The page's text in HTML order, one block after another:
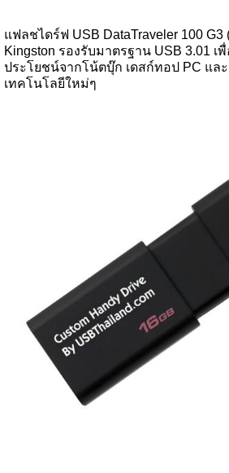
แฟลชไดร์ฟ USB DataTraveler 100 G3
Kingston รองรับมาตรฐาน USB 3.01
ประโยชน์จากโน้ตบุ๊ก เดสก์ทอป PC แ
เทคโนโลยีใหม่ๆ